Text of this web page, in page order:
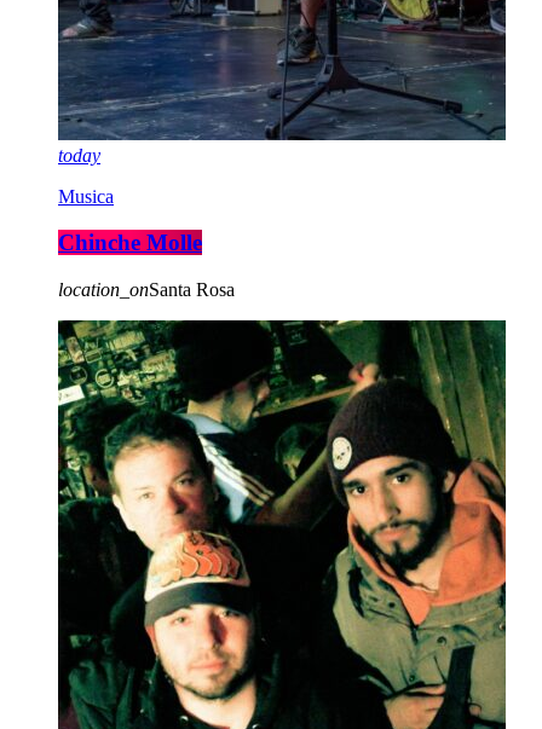
today
Musica
Chinche Molle
location_onSanta Rosa